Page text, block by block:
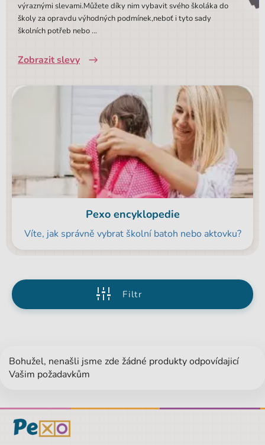
výraznými slevami.Můžete díky nim vybavit svého školáka do
školy za opravdu výhodných podmínek,neboť i tyto sady
školních potřeb nebo ...
Zobrazit slevy
Pexo encyklopedie
Víte, jak správně vybrat školní batoh nebo aktovku?
Filtr
Bohužel, nenašli jsme zde žádné produkty odpovídajicí
Vašim požadavkům